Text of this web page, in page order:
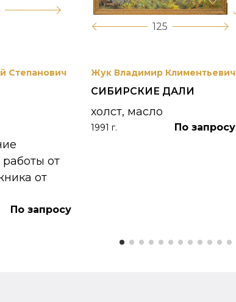
Степанович
от
от
По запросу
125
Жук Владимир Климентьевич
СИБИРСКИЕ ДАЛИ
холст, масло
1991 г. По запросу